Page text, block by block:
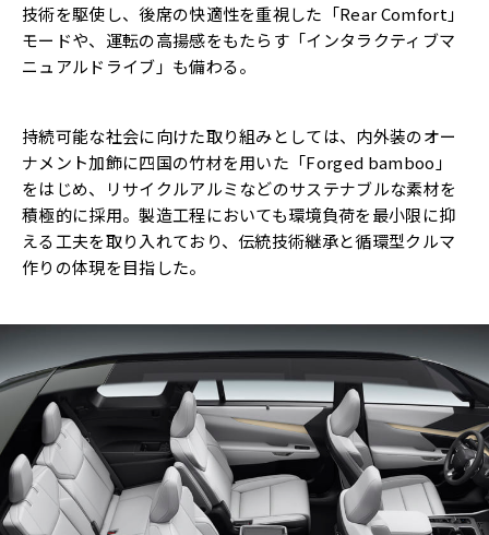
技術を駆使し、後席の快適性を重視した「Rear Comfort」
モードや、運転の高揚感をもたらす「インタラクティブマ
ニュアルドライブ」も備わる。
持続可能な社会に向けた取り組みとしては、内外装のオー
ナメント加飾に四国の竹材を用いた「Forged bamboo」
をはじめ、リサイクルアルミなどのサステナブルな素材を
積極的に採用。製造工程においても環境負荷を最小限に抑
える工夫を取り入れており、伝統技術継承と循環型クルマ
作りの体現を目指した。